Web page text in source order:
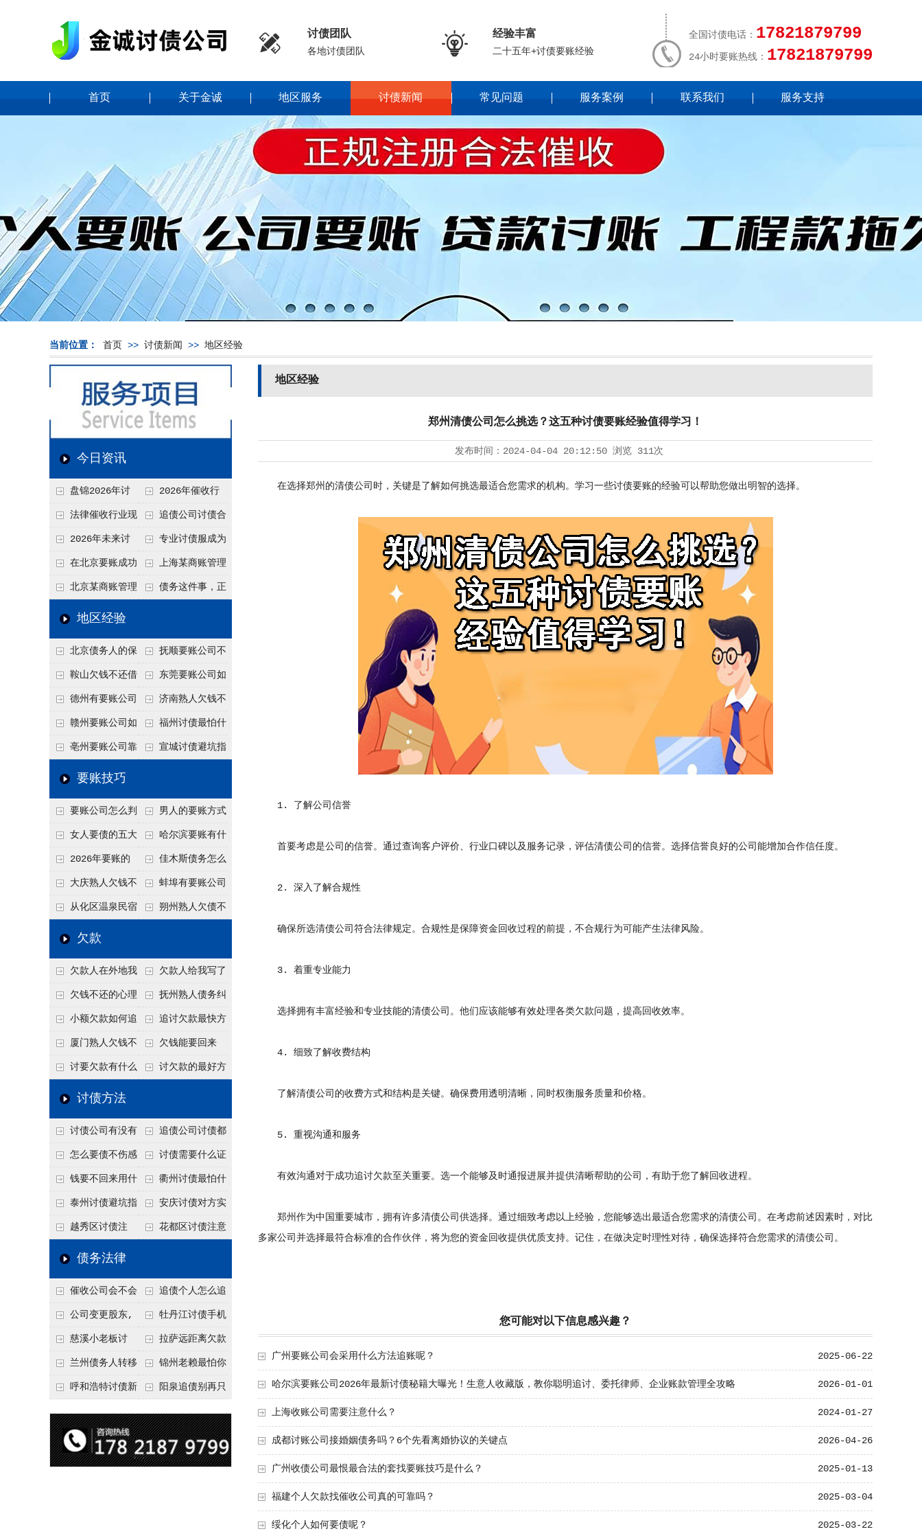
 讨债团队
各地讨债团队  经验丰富
二十五年+讨债要账经验
全国讨债电话： 17821879799
24小时要账热线： 17821879799
首页 关于金诚 地区服务 讨债新闻 常见问题 服务案例 联系我们 服务支持
当前位置： 首页 >> 讨债新闻 >> 地区经验
今日资讯
盘锦2026年讨
债新趋势
2026年催收行
业发展现状、竞争格
局及未来趋势分析
法律催收行业现
状、合规痛点与未来
发展趋势深度解析
追债公司讨债合
法方法总结
2026年未来讨
债要账公司发展趋势
专业讨债服成为
2026年的发展趋势
在北京要账成功
率高吗？未来追账公
司发展趋势引发行业
上海某商账管理
机构聚焦合规服务
北京某商账管理
服务机构持续提升合
力企业化解应收账款
难题
债务这件事，正
地区经验
北京债务人的保
证人能不能找？担保
人的连带责任怎么追
抚顺要账公司不
敢透漏的追回方法是
什么？
鞍山欠钱不还借
口太多？2026年这3
句反问话术，直接把
他后路堵死
东莞要账公司如
何有效要账讨债？20
26年合法追债经验总
结！
德州有要账公司
吗？如何合法讨债才
不沾风险？
济南熟人欠钱不
还？
赣州要账公司如
何有效讨债？合法追
债四步秘籍
福州讨债最怕什
么？2026年这两个关
亳州要账公司靠
谱吗？合法讨债四步
宣城讨债避坑指
回！
要账技巧
要账公司怎么判
断这个案子能不能
接？接案评估的标准
男人的要账方式
是什么呢？
女人要债的五大
绝招,轻松搞定
哈尔滨要账有什
么合法手段？2026年
最新追账方式总结！
2026年要账的
七个小方法
佳木斯债务怎么
追回呢？2026年成功
要账就用这2招
大庆熟人欠钱不
还躲猫猫？2026年这
个“诉前调解”成功率
蚌埠有要账公司
吗？2026年这3个方
从化区温泉民宿
老板借钱不还？2026
施压，立马主动结清
朔州熟人欠债不
死账变活
欠款
欠款人在外地我
在本地该怎么委托？
异地追款的委托流程
欠款人给我写了
还款计划书有用吗？
书面承诺的法律效力
欠钱不还的心理
是什么？读懂欠款人
的心态催收事半功倍
抚州熟人债务纠
纷咋办？这一招好开
口
小额欠款如何追
讨
追讨欠款最快方
法是什么？
厦门熟人欠钱不
还？2026年合法秘
欠钱能要回来
吗？
讨要欠款有什么
好办法
讨欠款的最好方
讨债方法
讨债公司有没有
行业协会？正规机构
的行业自律和认证
追债公司讨债都
有哪些手段
怎么要债不伤感
情？
讨债需要什么证
据
钱要不回来用什
么方法要回来
衢州讨债最怕什
么？2026年这两个关
键细节，做错就很难
泰州讨债避坑指
南：2026年这2个细
节不注意，钱很难要
安庆讨债对方实
在没钱咋办？
越秀区讨债注
意！没有借条只有微
把钱要回来
花都区讨债注意
节点”催收最有效
债务法律
催收公司会不会
给欠款人发律师函？
正规机构的函件服务
追债个人怎么追
回呢？2026年最新绝
招选择！
公司变更股东,
变更前的债权债务谁
承担
牡丹江讨债手机
搞定：2026年线上立
案追债全流程，足不
出户
慈溪小老板讨
债，2026年这2个本
地行业协会出面，比
拉萨远距离欠款
对方在牧区联系不
上，2026年委托当地
兰州债务人转移
财产后申请破产，20
要回来吗
锦州老赖最怕你
懂这1条，2026
罪”详解，能判刑
呼和浩特讨债新
函”催账为啥管用？
成本低见效快
阳泉追债别再只
类隐形财产（公积
金、保单）也能执行
地区经验
郑州清债公司怎么挑选？这五种讨债要账经验值得学习！
发布时间： 2024-04-04 20:12:50 浏览 311次
在选择郑州的清债公司时，关键是了解如何挑选最适合您需求的机构。学习一些讨债要账的经验可以帮助您做出明智的选择。
1. 了解公司信誉
首要考虑是公司的信誉。通过查询客户评价、行业口碑以及服务记录，评估清债公司的信誉。选择信誉良好的公司能增加合作信任度。
2. 深入了解合规性
确保所选清债公司符合法律规定。合规性是保障资金回收过程的前提，不合规行为可能产生法律风险。
3. 着重专业能力
选择拥有丰富经验和专业技能的清债公司。他们应该能够有效处理各类欠款问题，提高回收效率。
4. 细致了解收费结构
了解清债公司的收费方式和结构是关键。确保费用透明清晰，同时权衡服务质量和价格。
5. 重视沟通和服务
有效沟通对于成功追讨欠款至关重要。选一个能够及时通报进展并提供清晰帮助的公司，有助于您了解回收进程。
郑州作为中国重要城市，拥有许多清债公司供选择。通过细致考虑以上经验，您能够选出最适合您需求的清债公司。在考虑前述因素时，对比
多家公司并选择最符合标准的合作伙伴，将为您的资金回收提供优质支持。记住，在做决定时理性对待，确保选择符合您需求的清债公司。
您可能对以下信息感兴趣？
2025-06-22
广州要账公司会采用什么方法追账呢？
2026-01-01
哈尔滨要账公司2026年最新讨债秘籍大曝光！生意人收藏版，教你聪明追讨、委托律师、企业账款管理全攻略
2024-01-27
上海收账公司需要注意什么？
2026-04-26
成都讨账公司接婚姻债务吗？6个先看离婚协议的关键点
2025-01-13
广州收债公司最恨最合法的套找要账技巧是什么？
2025-03-04
福建个人欠款找催收公司真的可靠吗？
2025-03-22
绥化个人如何要债呢？